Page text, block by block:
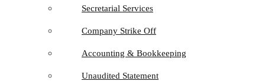
Secretarial Services
Company Strike Off
Accounting & Bookkeeping
Unaudited Statement